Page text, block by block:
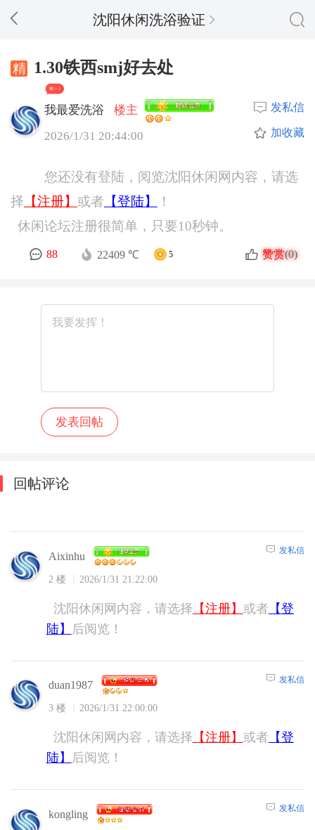
沈阳休闲洗浴验证
1.30铁西smj好去处
精 + 1
我最爱洗浴
楼主
2026/1/31 20:44:00
发私信
加收藏
您还没有登陆，阅览沈阳休闲网内容，请选
择 【注册】 或者 【登陆】
！
休闲论坛注册很简单，只要10秒钟。
88 22409 ℃ 5 赞赏(0)
回帖评论
Aixinhu
2 楼 2026/1/31 21:22:00
发私信
沈阳休闲网内容，请选择 【注册】 或者 【登
陆】
后阅览！
duan1987
3 楼 2026/1/31 22:00:00
发私信
沈阳休闲网内容，请选择 【注册】 或者 【登
陆】
后阅览！
kongling 发私信